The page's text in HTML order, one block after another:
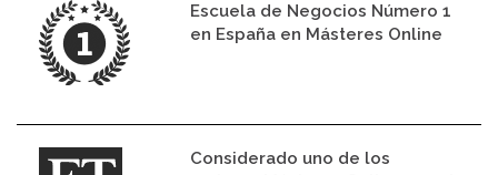
Escuela de Negocios Número 1
en España en Másteres Online
Considerado uno de los